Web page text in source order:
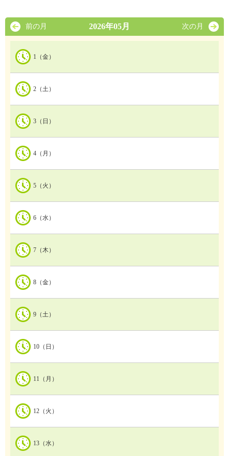
前の月 2026年05月 次の月
1（金）
2（土）
3（日）
4（月）
5（火）
6（水）
7（木）
8（金）
9（土）
10（日）
11（月）
12（火）
13（水）